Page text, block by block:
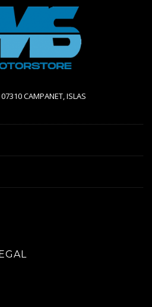
CAMPANET, ISLAS